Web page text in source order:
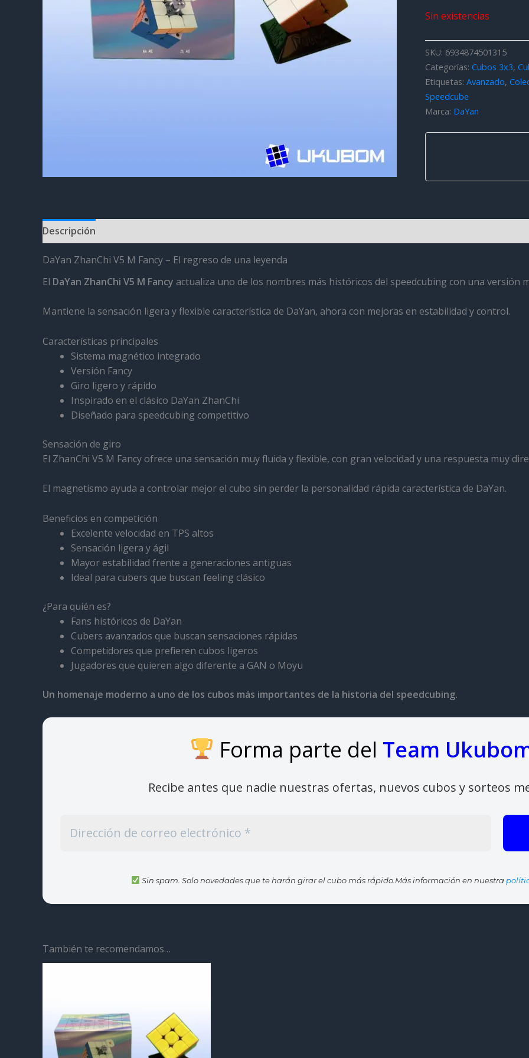
Sin existencias
SKU: 6934874501315
Categorías: Cubos 3x3,
Etiquetas: Avanzado,
Speedcube
Marca: DaYan
Descripción
DaYan ZhanChi V5 M Fancy – El regreso de una leyenda
El DaYan ZhanChi V5 M Fancy actualiza uno de los nombres más históricos del speedcubing con una versión
Mantiene la sensación ligera y flexible característica de DaYan, ahora con mejoras en estabilidad y control.
Características principales
Sistema magnético integrado
Versión Fancy
Giro ligero y rápido
Inspirado en el clásico DaYan ZhanChi
Diseñado para speedcubing competitivo
Sensación de giro
El ZhanChi V5 M Fancy ofrece una sensación muy fluida y flexible, con gran velocidad y una respuesta muy
El magnetismo ayuda a controlar mejor el cubo sin perder la personalidad rápida característica de DaYan.
Beneficios en competición
Excelente velocidad en TPS altos
Sensación ligera y ágil
Mayor estabilidad frente a generaciones antiguas
Ideal para cubers que buscan feeling clásico
¿Para quién es?
Fans históricos de DaYan
Cubers avanzados que buscan sensaciones rápidas
Competidores que prefieren cubos ligeros
Jugadores que quieren algo diferente a GAN o Moyu
Un homenaje moderno a uno de los cubos más importantes de la historia del speedcubing.
Forma parte del Team
Recibe antes que nadie nuestras ofertas, nuevos cubos y sorteos
Sin spam. Solo novedades que te harán girar el cubo más rápido.Más información en nuestra
También te recomendamos…